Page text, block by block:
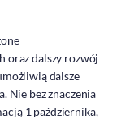
oraz dalszy rozwój
dalsze
Nie bez znaczenia
1 października,